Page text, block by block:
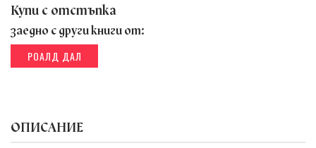
Купи с отстъпка
заедно с други книги от:
РОАЛД ДАЛ
ОПИСАНИЕ